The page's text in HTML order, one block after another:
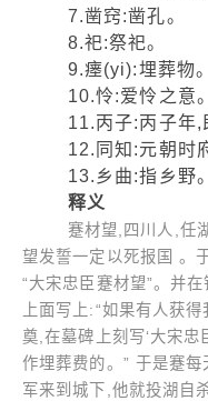
7.凿窍:凿孔。
8.祀:祭祀。
9.瘗(yi):埋葬物。
10.怜:爱怜之意。
11.丙子:丙子年,
12.同知:元朝时府
13.乡曲:指乡野。
释义
蹇材望,四川人,任湖
望发誓一定以死报国 。
“大宋忠臣蹇材望”。并
上面写上:“如果有人获
奠,在墓碑上刻写‘大宋忠
作埋葬费的。” 于是蹇
军来到城下,他就投湖自